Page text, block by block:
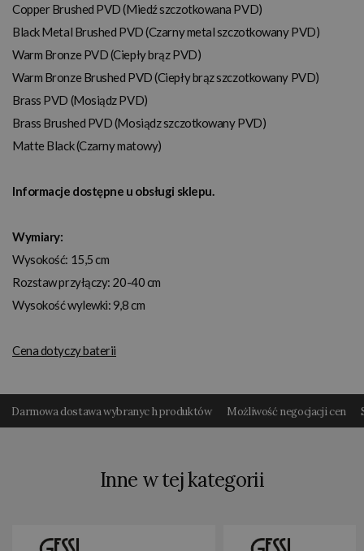
Copper Brushed PVD (Miedź szczotkowana PVD)
Black Metal Brushed PVD (Czarny metal szczotkowany PVD)
Warm Bronze PVD (Ciepły brąz PVD)
Warm Bronze Brushed PVD (Ciepły brąz szczotkowany PVD)
Brass PVD (Mosiądz PVD)
Brass Brushed PVD (Mosiądz szczotkowany PVD)
Matte Black (Czarny matowy)
Informacje dostępne u obsługi sklepu.
Wymiary:
Wysokość: 15,5 cm
Rozstaw przyłączy: 20-40 cm
Wysokość wylewki: 9,8 cm
Cena dotyczy baterii
Darmowa dostawa wybranyc h produktów Możliwość negocjacji cen
Inne w tej kategorii